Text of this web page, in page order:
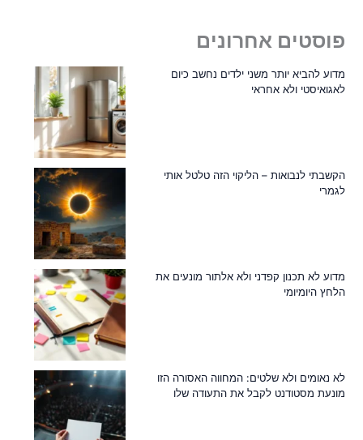
פוסטים אחרונים
מדוע להביא יותר משני ילדים נחשב כיום
לאגואיסטי ולא אחראי
הקשבתי לנבואות – הליקוי הזה טלטל אותי
לגמרי
מדוע לא תכנון קפדני ולא אלתור מונעים את
הלחץ היומיומי
לא נאומים ולא שלטים: המחווה האסורה הזו
מונעת מסטודנט לקבל את התעודה שלו